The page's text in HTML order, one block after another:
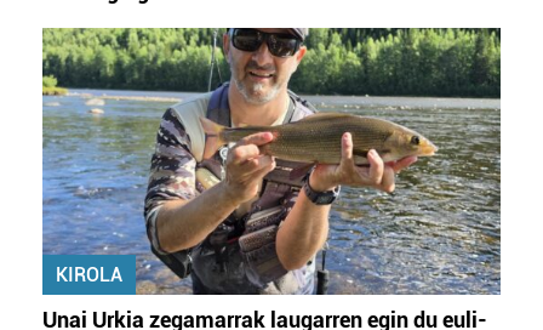
KIROLA
Unai Urkia zegamarrak laugarren egin du euli-